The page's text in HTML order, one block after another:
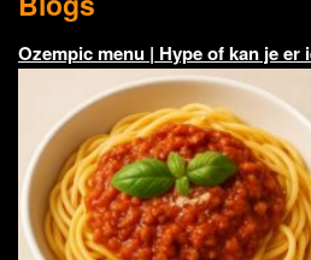
Ozempic menu | Hype of kan je er